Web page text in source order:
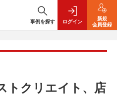
事例を探す ログイン
新規
会員登録
トクリエイト、店